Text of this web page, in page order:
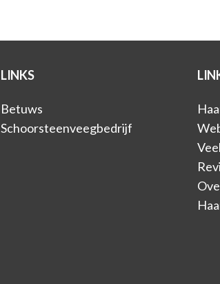
LINKS
Betuws
Schoorsteenveegbedrijf